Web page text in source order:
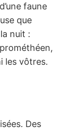
faune
que
nuit :
les vôtres.
Des